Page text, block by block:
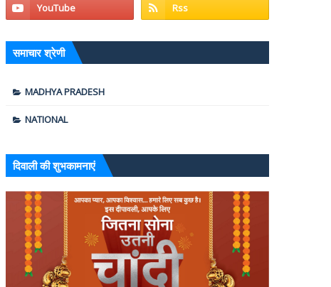
समाचार श्रेणी
MADHYA PRADESH
NATIONAL
दिवाली की शुभकामनाएं